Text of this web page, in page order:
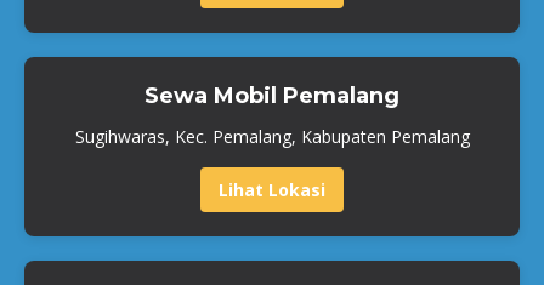
Sewa Mobil Pemalang
Sugihwaras, Kec. Pemalang, Kabupaten Pemalang
Lihat Lokasi